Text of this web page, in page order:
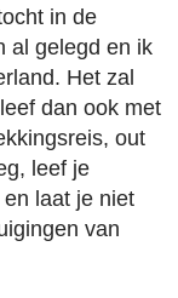
in de
al gelegd en ik
Het zal
dan ook met
out
leef je
laat je niet
van